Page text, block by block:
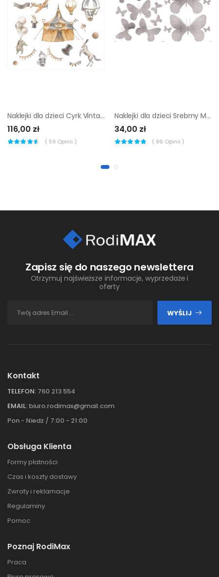
Naklejki dla dzieci Cyrk Vintage 32 elementy
116,00 zł
( 59 Opinii )
Naklejki dla dzieci Srebrny Motyl
34,00 zł
( 86 Opinii )
Zapisz się do naszego newslettera
Otrzymuj najświeższe informacje, wyprzedaże i
oferty
WYŚLIJ
Kontakt
TELEFON: 760 213 554
EMAIL: biuro.rodimax@gmail.com
Pon - Niedz / 7:00 - 21:00
Obsługa Klienta
Formy płatności
Czas i koszty dostawy
Zwroty i reklamacje
Regulaminy
Pomoc
Poznaj RodiMax
Praca